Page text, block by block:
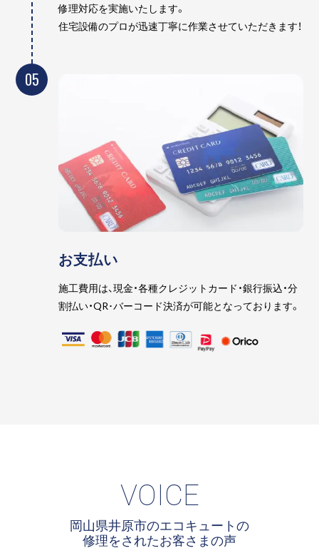
修理対応を実施いたします。
住宅設備のプロが迅速丁寧に作業させていただきます！
05
お支払い
施工費用は、現金・各種クレジットカード・銀行振込・分
割払い・QR･バーコード決済が可能となっております。
VOICE
岡山県井原市のエコキュートの
修理をされたお客さまの声